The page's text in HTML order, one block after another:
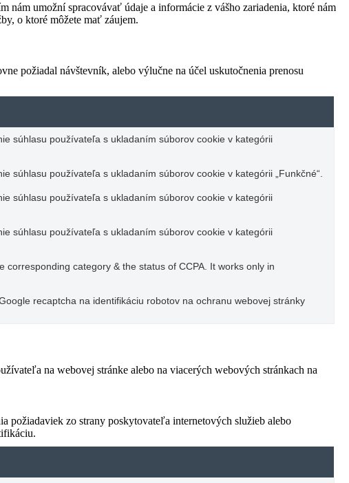
umožní spracovávať údaje a informácie z vášho zariadenia, ktoré nám
o ktoré môžete mať záujem.
požiadal návštevník, alebo výlučne na účel uskutočnenia prenosu
súhlasu používateľa s ukladaním súborov cookie v kategórii
súhlasu používateľa s ukladaním súborov cookie v kategórii „Funkčné“.
súhlasu používateľa s ukladaním súborov cookie v kategórii
súhlasu používateľa s ukladaním súborov cookie v kategórii
corresponding category & the status of CCPA. It works only in
recaptcha na identifikáciu robotov na ochranu webovej stránky
na webovej stránke alebo na viacerých webových stránkach na
požiadaviek zo strany poskytovateľa internetových služieb alebo